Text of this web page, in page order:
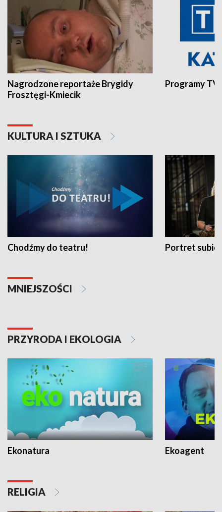
Nagrodzone reportaże Brygidy
Frosztęgi-Kmiecik
Programy
KULTURA I SZTUKA
Chodźmy do teatru! Portret
MNIEJSZOŚCI
PRZYRODA I EKOLOGIA
Ekonatura Ekoagent
RELIGIA